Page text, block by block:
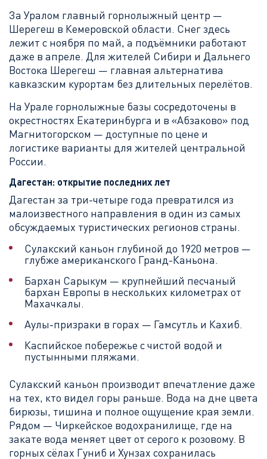
За Уралом главный горнолыжный центр —
Шерегеш в Кемеровской области. Снег здесь
лежит с ноября по май, а подъёмники работают
даже в апреле. Для жителей Сибири и Дальнего
Востока Шерегеш — главная альтернатива
кавказским курортам без длительных перелётов.
На Урале горнолыжные базы сосредоточены в
окрестностях Екатеринбурга и в «Абзаково» под
Магнитогорском — доступные по цене и
логистике варианты для жителей центральной
России.
Дагестан: открытие последних лет
Дагестан за три-четыре года превратился из
малоизвестного направления в один из самых
обсуждаемых туристических регионов страны.
Сулакский каньон глубиной до 1920 метров —
глубже американского Гранд-Каньона.
Бархан Сарыкум — крупнейший песчаный
бархан Европы в нескольких километрах от
Махачкалы.
Аулы-призраки в горах — Гамсутль и Кахиб.
Каспийское побережье с чистой водой и
пустынными пляжами.
Сулакский каньон производит впечатление даже
на тех, кто видел горы раньше. Вода на дне цвета
бирюзы, тишина и полное ощущение края земли.
Рядом — Чиркейское водохранилище, где на
закате вода меняет цвет от серого к розовому. В
горных сёлах Гуниб и Хунзах сохранилась